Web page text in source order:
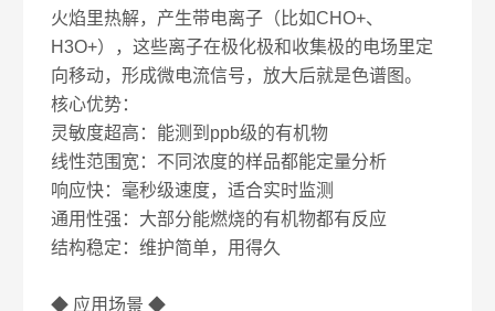
火焰里热解，产生带电离子（比如CHO+、
H3O+），这些离子在极化极和收集极的电场里定
向移动，形成微电流信号，放大后就是色谱图。
核心优势：
灵敏度超高：能测到ppb级的有机物
线性范围宽：不同浓度的样品都能定量分析
响应快：毫秒级速度，适合实时监测
通用性强：大部分能燃烧的有机物都有反应
结构稳定：维护简单，用得久
◆ 应用场景 ◆